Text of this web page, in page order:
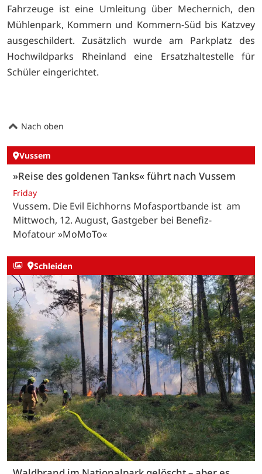
Fahrzeuge ist eine Umleitung über Mechernich, den
Mühlenpark, Kommern und Kommern-Süd bis Katzvey
ausgeschildert. Zusätzlich wurde am Parkplatz des
Hochwildparks Rheinland eine Ersatzhaltestelle für
Schüler eingerichtet.
Nach oben
Vussem
»Reise des goldenen Tanks« führt nach Vussem
Friday
Vussem. Die Evil Eichhorns Mofasportbande ist am
Mittwoch, 12. August, Gastgeber bei Benefiz-
Mofatour »MoMoTo«
Schleiden